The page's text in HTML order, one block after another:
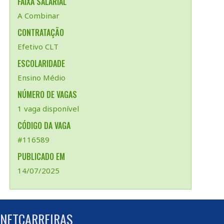
A Combinar
CONTRATAÇÃO
Efetivo CLT
ESCOLARIDADE
Ensino Médio
NÚMERO DE VAGAS
1 vaga disponível
CÓDIGO DA VAGA
#116589
PUBLICADO EM
14/07/2025